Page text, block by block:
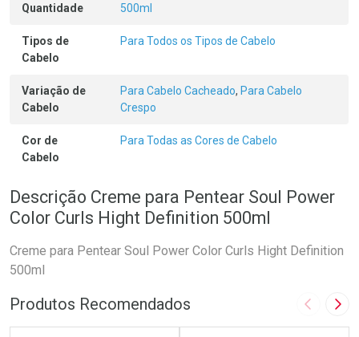
Quantidade 500ml
Tipos de
Cabelo
Para Todos os Tipos de Cabelo
Variação de
Cabelo
Para Cabelo Cacheado, Para Cabelo
Crespo
Cor de
Cabelo
Para Todas as Cores de Cabelo
Descrição Creme para Pentear Soul Power
Color Curls Hight Definition 500ml
Creme para Pentear Soul Power Color Curls Hight Definition
500ml
Produtos Recomendados Imagem